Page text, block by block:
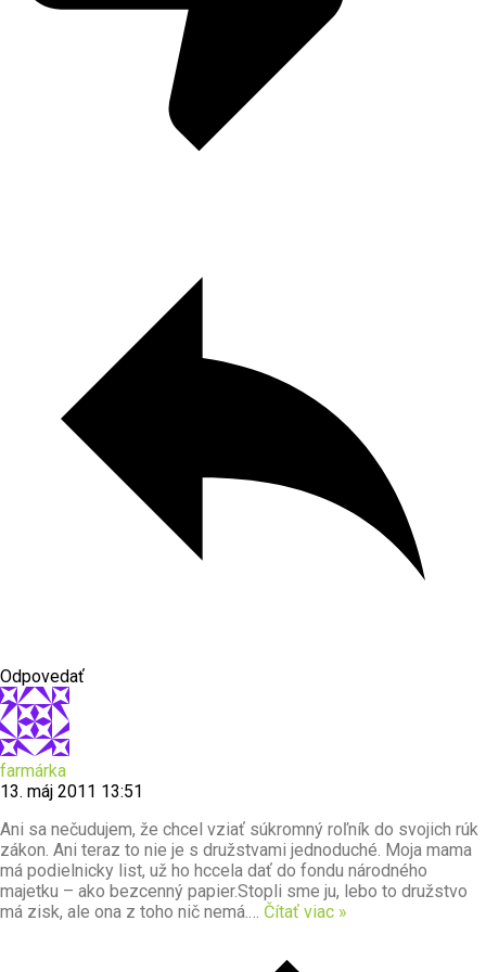
Odpovedať
farmárka
13. máj 2011 13:51
Ani sa nečudujem, že chcel vziať súkromný roľník do svojich rúk
zákon. Ani teraz to nie je s družstvami jednoduché. Moja mama
má podielnicky list, už ho hccela dať do fondu národného
majetku – ako bezcenný papier.Stopli sme ju, lebo to družstvo
má zisk, ale ona z toho nič nemá.… Čítať viac »